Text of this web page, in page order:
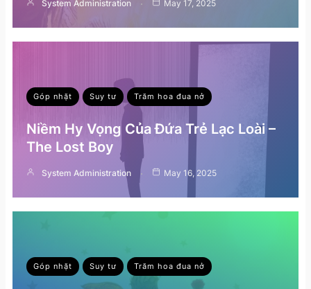
System Administration May 17, 2025
Góp nhặt Suy tư Trăm hoa đua nở
Niềm Hy Vọng Của Đứa Trẻ Lạc Loài –
The Lost Boy
System Administration May 16, 2025
Góp nhặt Suy tư Trăm hoa đua nở